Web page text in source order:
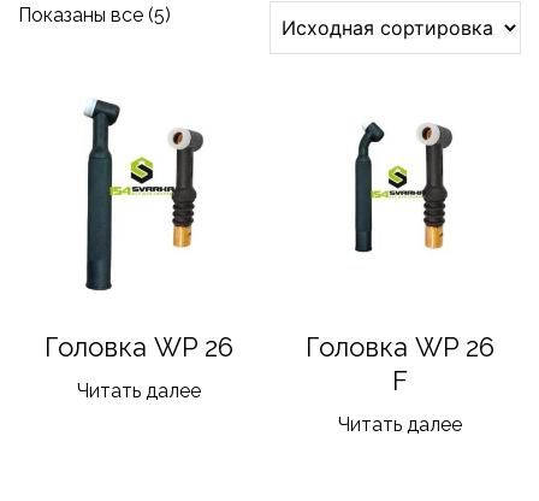
Показаны все (5)
Головка WP 26
Читать далее
Головка WP 26
F
Читать далее